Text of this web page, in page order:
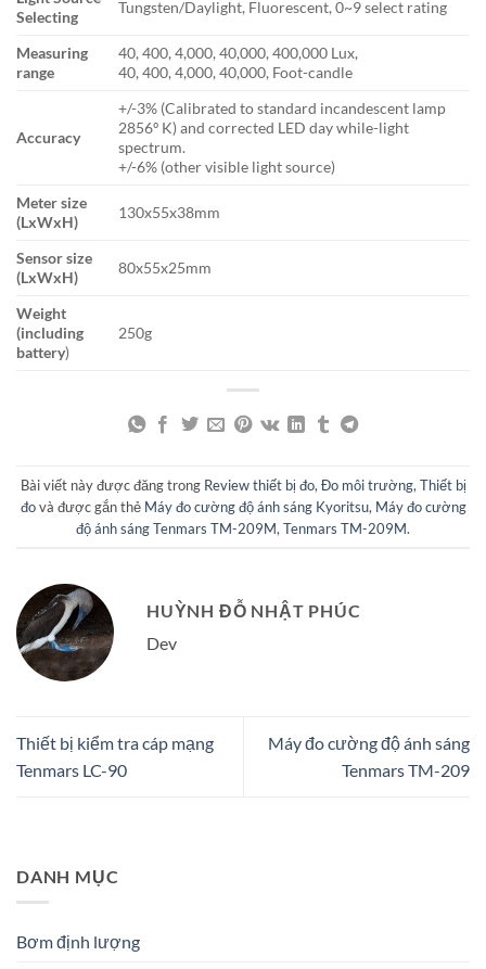
Selecting
Tungsten/Daylight, Fluorescent, 0~9 select rating
Measuring
range
40, 400, 4,000, 40,000, 400,000 Lux,
40, 400, 4,000, 40,000, Foot-candle
Accuracy
+/-3% (Calibrated to standard incandescent lamp
2856º K) and corrected LED day while-light
spectrum.
+/-6% (other visible light source)
Meter size
(LxWxH)
130x55x38mm
Sensor size
(LxWxH)
80x55x25mm
Weight
(including
battery)
250g
Bài viết này được đăng trong Review thiết bị đo, Đo môi trường, Thiết bị
đovà được gắn thẻ Máy đo cường độ ánh sáng Kyoritsu, Máy đo cường
độ ánh sáng Tenmars TM-209M, Tenmars TM-209M.
HUỲNH ĐỖ NHẬT PHÚC
Dev
Thiết bị kiểm tra cáp mạng
Tenmars LC-90
Máy đo cường độ ánh sáng
Tenmars TM-209
DANH MỤC
Bơm định lượng